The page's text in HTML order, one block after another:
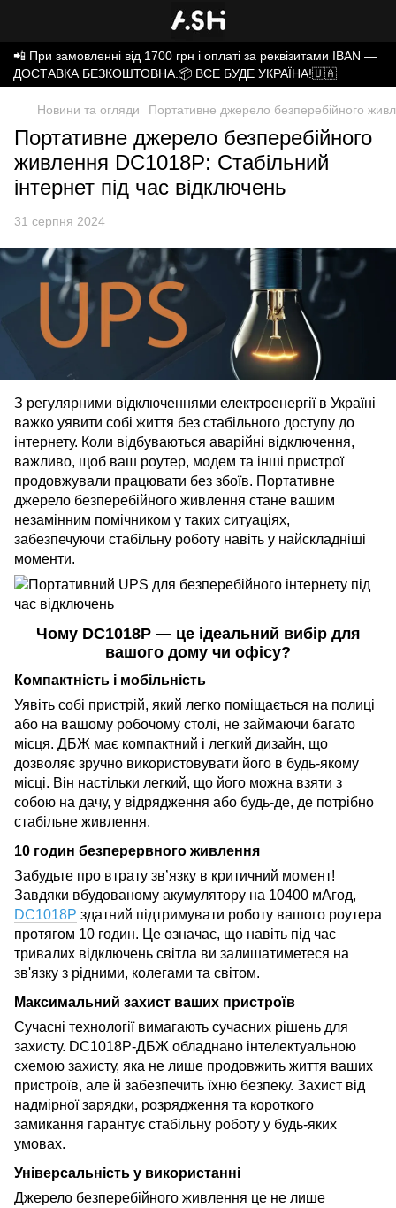
📲 При замовленні від 1700 грн і оплаті за реквізитами IBAN —
ДОСТАВКА БЕЗКОШТОВНА.📦 ВСЕ БУДЕ УКРАЇНА!🇺🇦
Новини та огляди Портативне джерело безперебійного
Портативне джерело безперебійного
живлення DC1018P: Стабільний
інтернет під час відключень
31 серпня 2024
З регулярними відключеннями електроенергії в Україні
важко уявити собі життя без стабільного доступу до
інтернету. Коли відбуваються аварійні відключення,
важливо, щоб ваш роутер, модем та інші пристрої
продовжували працювати без збоїв. Портативне
джерело безперебійного живлення стане вашим
незамінним помічником у таких ситуаціях,
забезпечуючи стабільну роботу навіть у найскладніші
моменти.
Чому DC1018P — це ідеальний вибір для
вашого дому чи офісу?
Компактність і мобільність
Уявіть собі пристрій, який легко поміщається на полиці
або на вашому робочому столі, не займаючи багато
місця. ДБЖ має компактний і легкий дизайн, що
дозволяє зручно використовувати його в будь-якому
місці. Він настільки легкий, що його можна взяти з
собою на дачу, у відрядження або будь-де, де потрібно
стабільне живлення.
10 годин безперервного живлення
Забудьте про втрату зв’язку в критичний момент!
Завдяки вбудованому акумулятору на 10400 мАгод,
DC1018P здатний підтримувати роботу вашого роутера
протягом 10 годин. Це означає, що навіть під час
тривалих відключень світла ви залишатиметеся на
зв'язку з рідними, колегами та світом.
Максимальний захист ваших пристроїв
Сучасні технології вимагають сучасних рішень для
захисту. DC1018P-ДБЖ обладнано інтелектуальною
схемою захисту, яка не лише продовжить життя ваших
пристроїв, але й забезпечить їхню безпеку. Захист від
надмірної зарядки, розрядження та короткого
замикання гарантує стабільну роботу у будь-яких
умовах.
Універсальність у використанні
Джерело безперебійного живлення це не лише